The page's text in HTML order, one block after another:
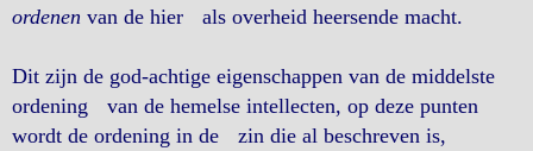
ordenen van de hier als overheid heersende macht.
Dit zijn de god-achtige eigenschappen van de middelste
ordening van de hemelse intellecten, op deze punten
wordt de ordening in de zin die al beschreven is,